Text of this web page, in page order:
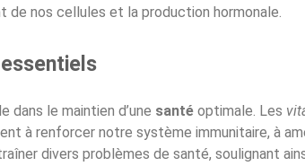
de nos cellules et la production hormonale.
le maintien d’une santé optimale. Les
à renforcer notre système immunitaire, à
divers problèmes de santé, soulignant